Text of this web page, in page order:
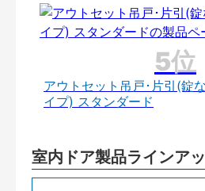
アウトセット吊戸･片引(錠
イプ) スタンダード
室内ドア製品ラインア